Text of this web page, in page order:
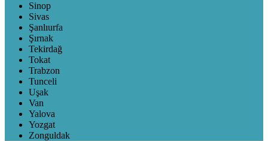
Sinop
Sivas
Şanlıurfa
Şırnak
Tekirdağ
Tokat
Trabzon
Tunceli
Uşak
Van
Yalova
Yozgat
Zonguldak